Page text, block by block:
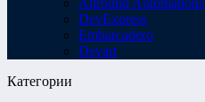
DevExpress
Embarcadero
Devart
Категории